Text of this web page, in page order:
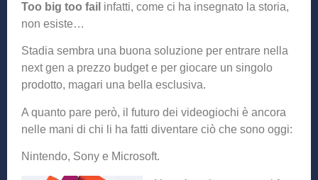
Too big too fail infatti, come ci ha insegnato la storia,
non esiste…
Stadia sembra una buona soluzione per entrare nella
next gen a prezzo budget e per giocare un singolo
prodotto, magari una bella esclusiva.
A quanto pare però, il futuro dei videogiochi è ancora
nelle mani di chi li ha fatti diventare ciò che sono oggi:
Nintendo, Sony e Microsoft.